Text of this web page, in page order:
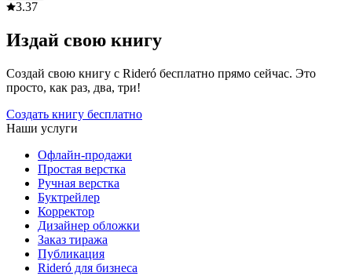
3.37
Издай свою книгу
Создай свою книгу с Rideró бесплатно прямо сейчас. Это
просто, как раз, два, три!
Создать книгу бесплатно
Наши услуги
Офлайн-продажи
Простая верстка
Ручная верстка
Буктрейлер
Корректор
Дизайнер обложки
Заказ тиража
Публикация
Rideró для бизнеса